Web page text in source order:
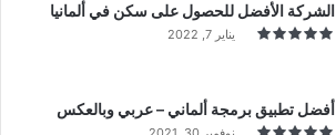
الشركة الأفضل للحصول على سكن في ألمانيا
يناير 7, 2022
أفضل تطبيق برمجة ألماني – عربي وبالعكس